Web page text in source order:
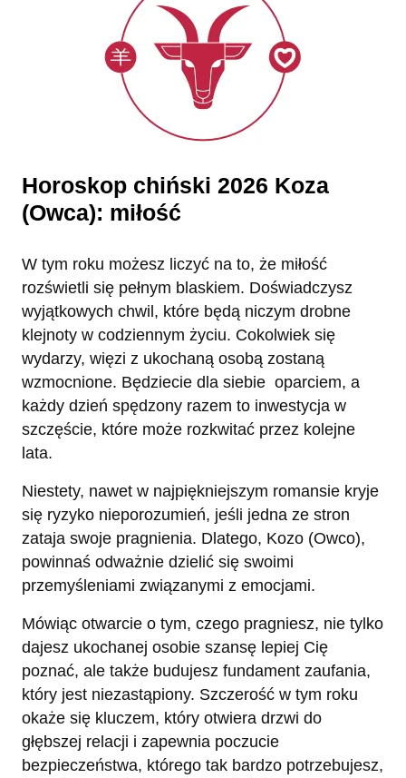
Horoskop chiński 2026 Koza
(Owca): miłość
W tym roku możesz liczyć na to, że miłość
rozświetli się pełnym blaskiem. Doświadczysz
wyjątkowych chwil, które będą niczym drobne
klejnoty w codziennym życiu. Cokolwiek się
wydarzy, więzi z ukochaną osobą zostaną
wzmocnione. Będziecie dla siebie oparciem, a
każdy dzień spędzony razem to inwestycja w
szczęście, które może rozkwitać przez kolejne
lata.
Niestety, nawet w najpiękniejszym romansie kryje
się ryzyko nieporozumień, jeśli jedna ze stron
zataja swoje pragnienia. Dlatego, Kozo (Owco),
powinnaś odważnie dzielić się swoimi
przemyśleniami związanymi z emocjami.
Mówiąc otwarcie o tym, czego pragniesz, nie tylko
dajesz ukochanej osobie szansę lepiej Cię
poznać, ale także budujesz fundament zaufania,
który jest niezastąpiony. Szczerość w tym roku
okaże się kluczem, który otwiera drzwi do
głębszej relacji i zapewnia poczucie
bezpieczeństwa, którego tak bardzo potrzebujesz,